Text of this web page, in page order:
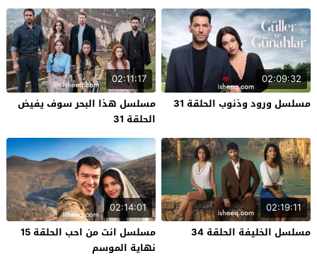
02:09:32
مسلسل ورود وذنوب الحلقة 31
02:11:17
مسلسل هذا البحر سوف يفيض
الحلقة 31
02:19:11
مسلسل الخليفة الحلقة 34
02:14:01
مسلسل انت من احب الحلقة 15
نهاية الموسم